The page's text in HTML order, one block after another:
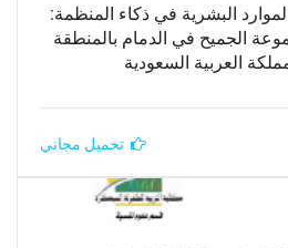
البشرية في ذكاء المنظمة:
الجميح في الدمام بالمنطقة
العربية السعودية
تحميل مجاني